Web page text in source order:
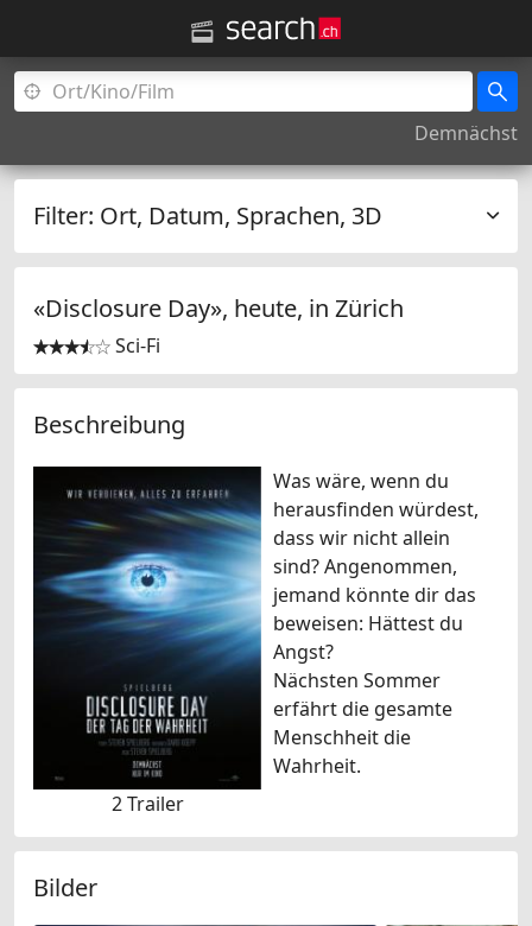
Demnächst
Filter: Ort, Datum, Sprachen, 3D
«Disclosure Day», heute, in Zürich

 Sci-Fi
Beschreibung
2 Trailer
Was wäre, wenn du
herausfinden würdest,
dass wir nicht allein
sind? Angenommen,
jemand könnte dir das
beweisen: Hättest du
Angst?
Nächsten Sommer
erfährt die gesamte
Menschheit die
Wahrheit.
Bilder